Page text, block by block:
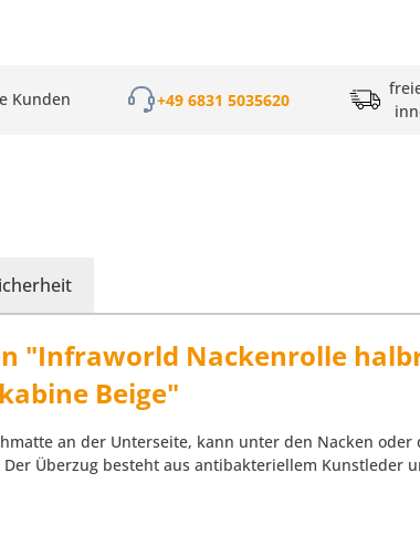
Kunden +49 6831 5035620
"Infraworld Nackenrolle
Beige"
an der Unterseite, kann unter den Nacken
Überzug besteht aus antibakteriellem Kunstleder